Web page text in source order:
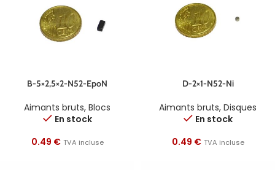
B-5×2,5×2-N52-EpoN
Aimants bruts, Blocs
En stock
0.49 € TVA incluse
D-2×1-N52-Ni
Aimants bruts, Disques
En stock
0.49 € TVA incluse